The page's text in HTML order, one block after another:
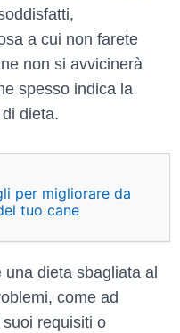
a cui non farete
non si avvicinerà
spesso indica la
dieta.
per migliorare da
tuo cane
dieta sbagliata al
come ad
requisiti o